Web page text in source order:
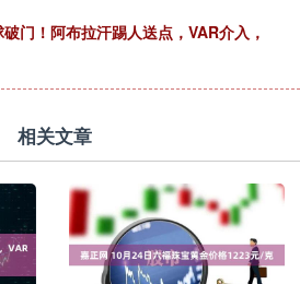
门！阿布拉汗踢人送点，VAR介入，
相关文章